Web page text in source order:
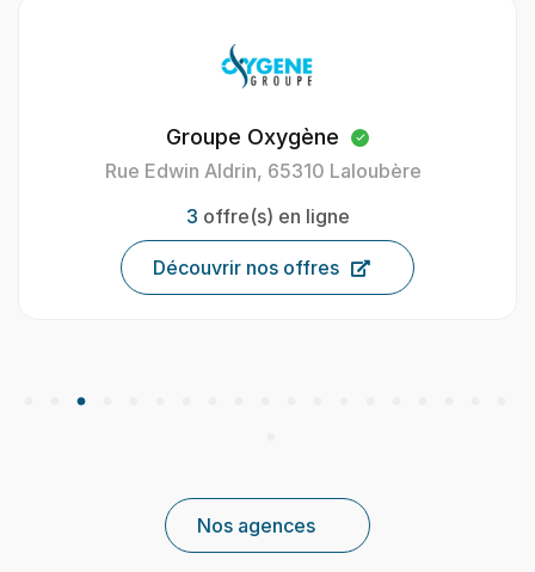
Oxygène Intérim Carcassonne
40 Av. Henri Gout, 11000 Carcassonne, France
9 offre(s) en ligne
Découvrir nos offres
Nos agences